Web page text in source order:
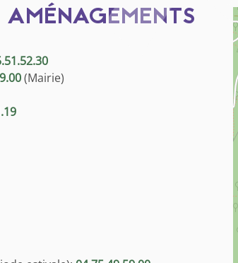
AMÉNAGEMENTS
(Mairie)